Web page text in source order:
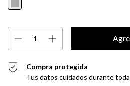
Compra protegida
Tus datos cuidados durante